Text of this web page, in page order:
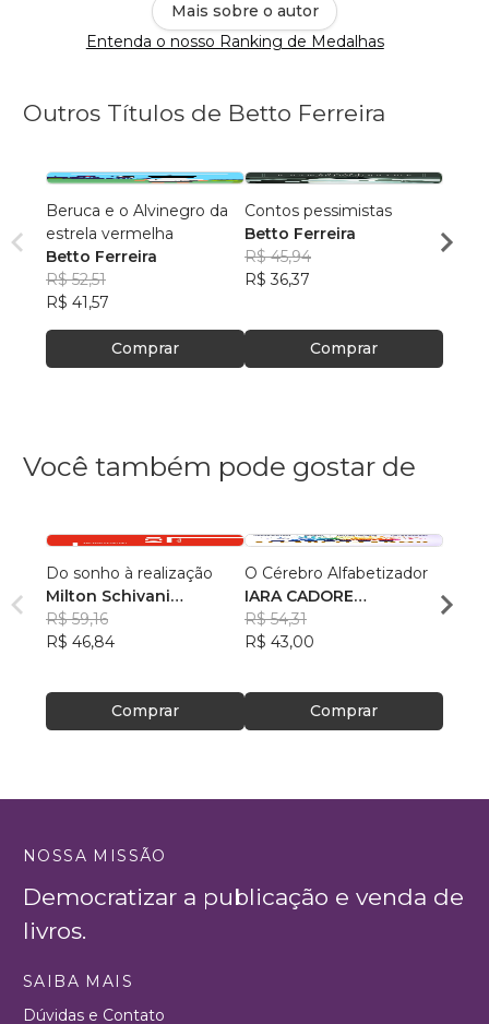
Mais sobre o autor
Entenda o nosso Ranking de Medalhas
Outros Títulos de Betto Ferreira
Beruca e o Alvinegro da
estrela vermelha
Betto Ferreira
R$ 52,51
R$ 41,57
Comprar
Contos pessimistas
Betto Ferreira
R$ 45,94
R$ 36,37
Comprar
R$
Você também pode gostar de
Do sonho à realização
Milton Schivani
(Organizador)
R$ 59,16
R$ 46,84
Comprar
O Cérebro Alfabetizador
IARA CADORE
DALLABRIDA
R$ 54,31
R$ 43,00
Comprar
NOSSA MISSÃO
Democratizar a publicação e venda de
livros.
SAIBA MAIS
Dúvidas e Contato